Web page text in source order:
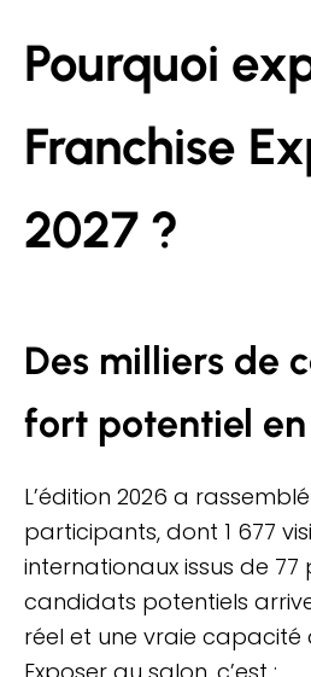
Pourquoi
Franchise
2027 ?
Des milliers de
fort potentiel en
L’édition 2026 a
participants, dont 1 677
internationaux issus de 77
candidats potentiels
réel et une vraie capacité